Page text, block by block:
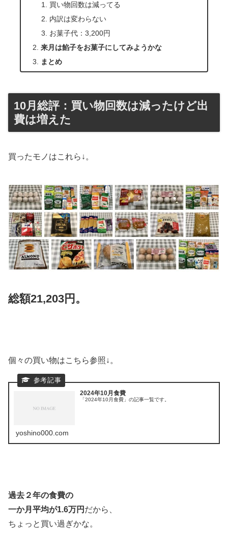
買い物回数は減ってる
内訳は変わらない
お菓子代：3,200円
来月は餡子をお菓子にしてみようかな
まとめ
10月総評：買い物回数は減ったけど出
費は増えた
買ったモノはこれら↓。
総額21,203円。
個々の買い物はこちら参照↓。
2024年10月食費
「2024年10月食費」の記事一覧です。
yoshino000.com
過去２年の食費の
一か月平均が1.6万円 だから、
ちょっと買い過ぎかな。